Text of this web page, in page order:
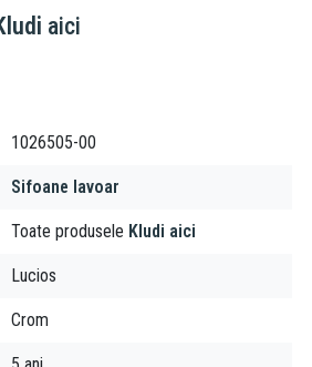
aici
1026505-00
Sifoane lavoar
Toate produsele Kludi aici
Lucios
Crom